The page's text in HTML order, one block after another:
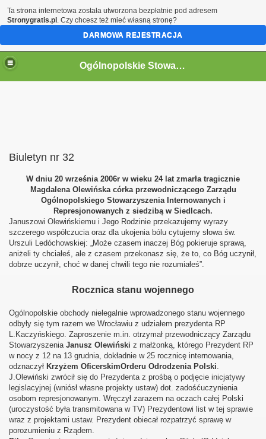
Ogólnopolskie Stowarzyszenie Internowanych i Represjonowanych
Biuletyn nr 32
W dniu 20 września 2006r w wieku 24 lat zmarła tragicznie
Magdalena Olewińska córka przewodniczącego Zarządu
Ogólnopolskiego Stowarzyszenia Internowanych i
Represjonowanych z siedzibą w Siedlcach.
Januszowi Olewińskiemu i Jego Rodzinie przekazujemy wyrazy
szczerego współczucia oraz dla ukojenia bólu cytujemy słowa św.
Urszuli Ledóchowskiej: „Może czasem inaczej Bóg pokieruje sprawą,
aniżeli ty chciałeś, ale z czasem przekonasz się, że to, co Bóg uczynił,
dobrze uczynił, choć w danej chwili tego nie rozumiałeś”.
Rocznica stanu wojennego
Ogólnopolskie obchody nielegalnie wprowadzonego stanu wojennego
odbyły się tym razem we Wrocławiu z udziałem prezydenta RP
L.Kaczyńskiego. Zaproszenie m.in. otrzymał przewodniczący Zarządu
Stowarzyszenia Janusz Olewiński z małżonką, którego Prezydent RP
w nocy z 12 na 13 grudnia, dokładnie w 25 rocznicę internowania,
odznaczył Krzyżem OficerskimOrderu Odrodzenia Polski.
J.Olewiński zwrócił się do Prezydenta z prośbą o podjęcie inicjatywy
legislacyjnej (wniósł własne projekty ustaw) dot. zadośćuczynienia
osobom represjonowanym. Wręczył zarazem na oczach całej Polski
(uroczystość była transmitowana w TV) Prezydentowi list w tej sprawie
wraz z projektami ustaw. Prezydent obiecał rozpatrzyć sprawę w
porozumieniu z Rządem.
Ta strona internetowa została utworzona bezpłatnie pod adresem
Stronygratis.pl . Czy chcesz też mieć własną stronę?
DARMOWA REJESTRACJA